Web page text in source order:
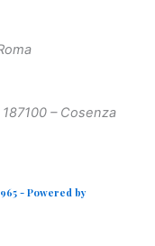
87100 – Cosenza
Straordinarie
- Powered by